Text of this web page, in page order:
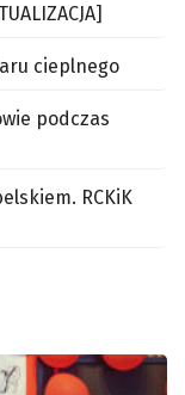
cieplnego
podczas
RCKiK